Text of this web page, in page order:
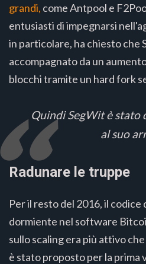
grandi, come Antpool e
entusiasti di impegnarsi
in particolare, ha chiesto che
accompagnato da un
blocchi tramite un hard fork
Quindi SegWit è
al suo
Radunare le truppe
Per il resto del 2016, il codice
dormiente nel software
sullo scaling era più attivo
è stato proposto per la prima